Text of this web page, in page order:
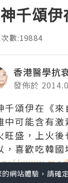
千頌伊
數:19884
香港醫學抗
發佈於
千頌伊在《
中可能含有
旺盛，上火
，喜歡吃韓國
片轉載至網絡
網站體驗，請確